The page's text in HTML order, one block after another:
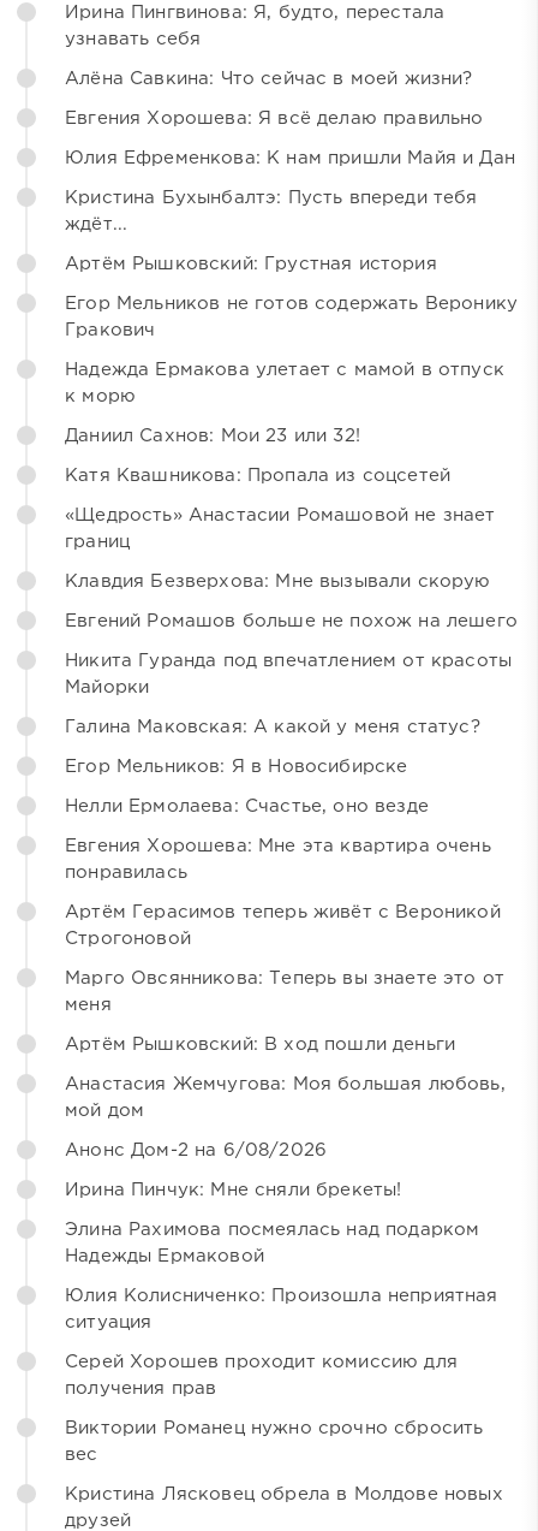
Ирина Пингвинова: Я, будто, перестала
узнавать себя
Алёна Савкина: Что сейчас в моей жизни?
Евгения Хорошева: Я всё делаю правильно
Юлия Ефременкова: К нам пришли Майя и Дан
Кристина Бухынбалтэ: Пусть впереди тебя
ждёт...
Артём Рышковский: Грустная история
Егор Мельников не готов содержать Веронику
Гракович
Надежда Ермакова улетает с мамой в отпуск
к морю
Даниил Сахнов: Мои 23 или 32!
Катя Квашникова: Пропала из соцсетей
«Щедрость» Анастасии Ромашовой не знает
границ
Клавдия Безверхова: Мне вызывали скорую
Евгений Ромашов больше не похож на лешего
Никита Гуранда под впечатлением от красоты
Майорки
Галина Маковская: А какой у меня статус?
Егор Мельников: Я в Новосибирске
Нелли Ермолаева: Счастье, оно везде
Евгения Хорошева: Мне эта квартира очень
понравилась
Артём Герасимов теперь живёт с Вероникой
Строгоновой
Марго Овсянникова: Теперь вы знаете это от
меня
Артём Рышковский: В ход пошли деньги
Анастасия Жемчугова: Моя большая любовь,
мой дом
Анонс Дом-2 на 6/08/2026
Ирина Пинчук: Мне сняли брекеты!
Элина Рахимова посмеялась над подарком
Надежды Ермаковой
Юлия Колисниченко: Произошла неприятная
ситуация
Серей Хорошев проходит комиссию для
получения прав
Виктории Романец нужно срочно сбросить
вес
Кристина Лясковец обрела в Молдове новых
друзей